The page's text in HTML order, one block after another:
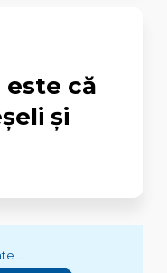
este că
şi
...